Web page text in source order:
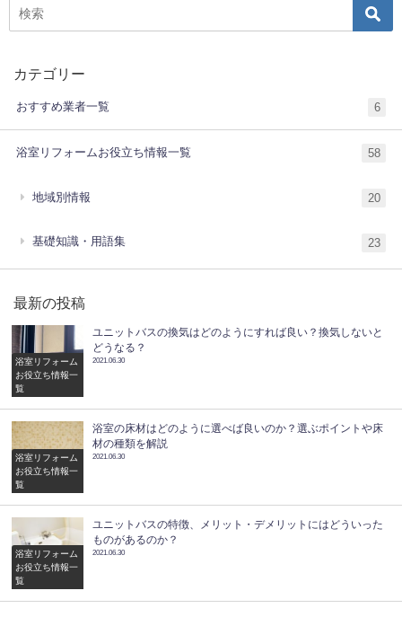
カテゴリー
おすすめ業者一覧 6
浴室リフォームお役立ち情報一覧 58
地域別情報 20
基礎知識・用語集 23
最新の投稿
浴室リフォーム
お役立ち情報一
覧
ユニットバスの換気はどのようにすれば良い？換気しないと
どうなる？
2021.06.30
浴室リフォーム
お役立ち情報一
覧
浴室の床材はどのように選べば良いのか？選ぶポイントや床
材の種類を解説
2021.06.30
浴室リフォーム
お役立ち情報一
覧
ユニットバスの特徴、メリット・デメリットにはどういった
ものがあるのか？
2021.06.30